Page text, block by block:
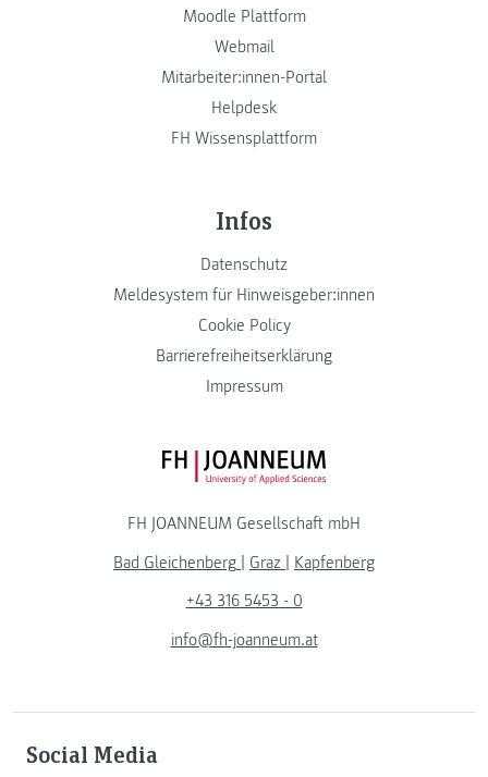
Moodle Plattform
Webmail
Mitarbeiter:innen-Portal
Helpdesk
FH Wissensplattform
Infos
Datenschutz
Meldesystem für Hinweisgeber:innen
Cookie Policy
Barrierefreiheitserklärung
Impressum
FH JOANNEUM Logo
FH JOANNEUM Gesellschaft mbH
Bad Gleichenberg | Graz | Kapfenberg
+43 316 5453 - 0
info@fh-joanneum.at
Social Media